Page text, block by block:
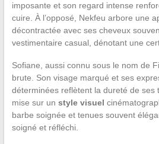
imposante et son regard intense
cuire. À l’opposé, Nekfeu arbore une
décontractée avec ses cheveux
vestimentaire casual, dénotant une
Sofiane, aussi connu sous le nom de
brute. Son visage marqué et ses
déterminées reflètent la dureté de ses
mise sur un style visuel
barbe soignée et tenues souvent
soigné et réfléchi.